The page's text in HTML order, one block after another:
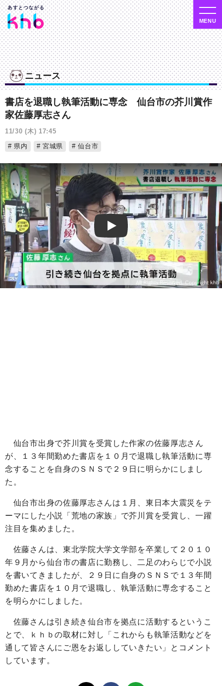
ニュース
書店を退職し執筆活動に専念 仙台市の芥川賞作
家佐藤厚志さん
11/30 (木) 17:45
県内
宮城県 仙台市
Play
仙台市出身で芥川賞を受賞した作家の佐藤厚志さん
が、１３年間勤めた書店を１０月で退職し執筆活動に専
念することを自身のＳＮＳで２９日に明らかにしまし
た。
仙台市出身の佐藤厚志さんは１月、東日本大震災をテ
ーマにした小説「荒地の家族」で芥川賞を受賞し、一躍
注目を集めました。
佐藤さんは、東北学院大学文学部を卒業して２０１０
年９月から仙台市の書店に勤務し、二足のわらじで小説
を書いてきましたが、２９日に自身のＳＮＳで１３年間
勤めた書店を１０月で退職し、執筆活動に専念すること
を明らかにしました。
佐藤さんは引き続き仙台市を拠点に活動するというこ
とで、ｋｈｂの取材に対し「これからも執筆活動などを
通して皆さんにご恩をお返ししていきたい」とコメント
しています。